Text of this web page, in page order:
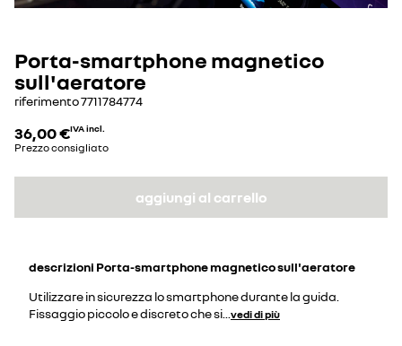
Porta-smartphone magnetico
sull'aeratore
riferimento7711784774
36,00 €IVA incl.
Prezzo consigliato
aggiungi al carrello
descrizioni Porta-smartphone magnetico sull'aeratore
Utilizzare in sicurezza lo smartphone durante la guida.
Fissaggio piccolo e discreto che si...vedi di più